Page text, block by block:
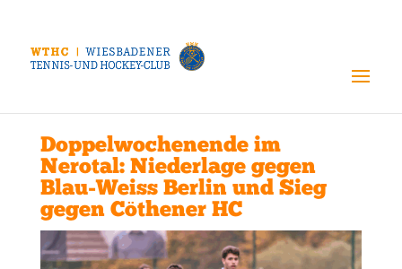
Doppelwochenende im
Nerotal: Niederlage gegen
Blau-Weiss Berlin und Sieg
gegen Cöthener HC